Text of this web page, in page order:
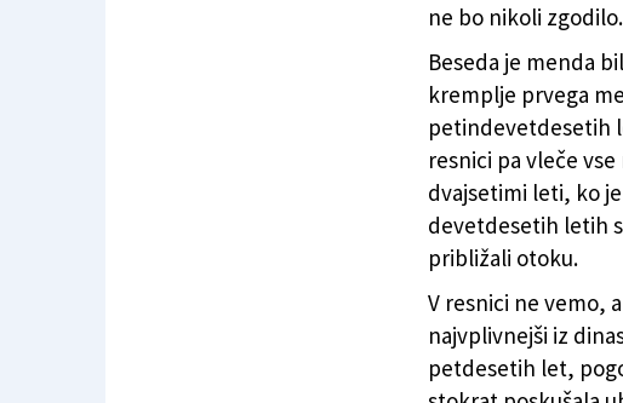
ne bo nikoli zgodilo.
Beseda je menda
kremplje prvega
petindevetdesetih
resnici pa vleče
dvajsetimi leti, ko
devetdesetih letih
približali otoku.
V resnici ne vemo,
najvplivnejši iz
petdesetih let,